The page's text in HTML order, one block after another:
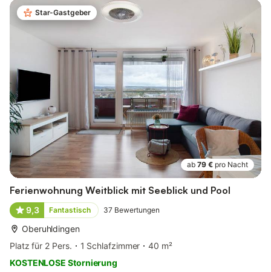
Star-Gastgeber
ab 79 € pro Nacht
Ferienwohnung Weitblick mit Seeblick und Pool
9,3 Fantastisch 37 Bewertungen
Oberuhldingen
Platz für 2 Pers.
1 Schlafzimmer
40 m²
KOSTENLOSE Stornierung